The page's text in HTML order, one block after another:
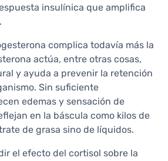
insulínica que amplifica
complica todavía más la
actúa, entre otras cosas,
y ayuda a prevenir la retención
Sin suficiente
edemas y sensación de
en la báscula como kilos de
de grasa sino de líquidos.
el efecto del cortisol sobre la